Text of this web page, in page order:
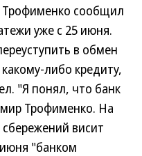
сообщил
уже с 25 июня.
в обмен
либо кредиту,
"Я понял, что банк
Трофименко. На
висит
"банком